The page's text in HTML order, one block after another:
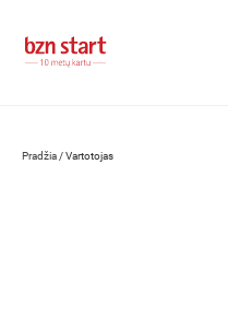
Pradžia /Vartotojas